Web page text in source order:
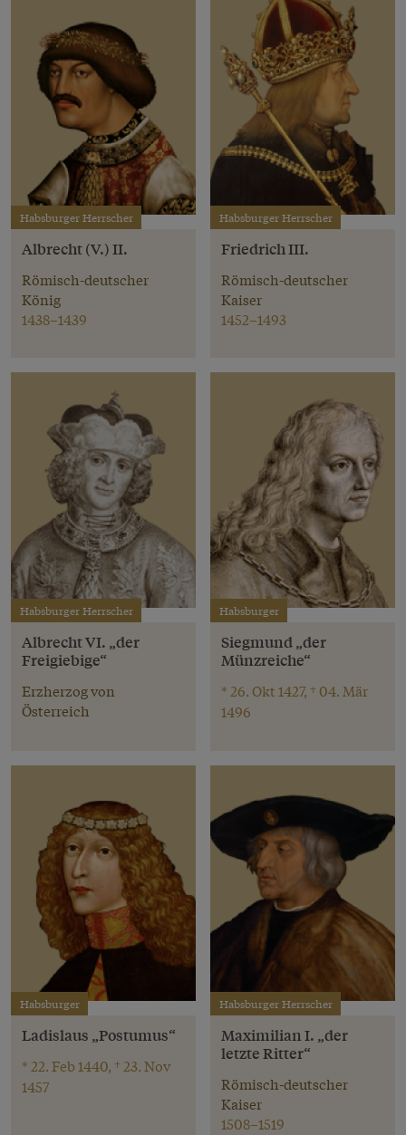
Habsburger Herrscher
Albrecht (V.) II.
Römisch-deutscher
König
1438–1439
Habsburger Herrscher
Friedrich III.
Römisch-deutscher
Kaiser
1452–1493
Habsburger Herrscher
Albrecht VI. „der
Freigiebige“
Erzherzog von
Österreich
Habsburger
Siegmund „der
Münzreiche“
* 26. Okt 1427, † 04. Mär
1496
Habsburger
Ladislaus „Postumus“
* 22. Feb 1440, † 23. Nov
1457
Habsburger Herrscher
Maximilian I. „der
letzte Ritter“
Römisch-deutscher
Kaiser
1508–1519